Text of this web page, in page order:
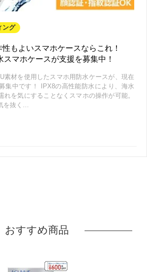
ング
もよいスマホケースならこれ！
スマホケースが支援を募集中！
素材を使用したスマホ用防水ケースが、現在
集中です！ IPX8の高性能防水により、海水
れを気にすることなくスマホの操作が可能。
を抜く…
おすすめ商品